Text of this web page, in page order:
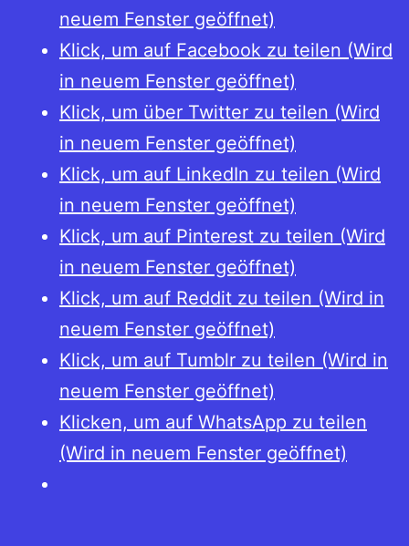
neuem Fenster geöffnet)
Klick, um auf Facebook zu teilen (Wird
in neuem Fenster geöffnet)
Klick, um über Twitter zu teilen (Wird
in neuem Fenster geöffnet)
Klick, um auf LinkedIn zu teilen (Wird
in neuem Fenster geöffnet)
Klick, um auf Pinterest zu teilen (Wird
in neuem Fenster geöffnet)
Klick, um auf Reddit zu teilen (Wird in
neuem Fenster geöffnet)
Klick, um auf Tumblr zu teilen (Wird in
neuem Fenster geöffnet)
Klicken, um auf WhatsApp zu teilen
(Wird in neuem Fenster geöffnet)